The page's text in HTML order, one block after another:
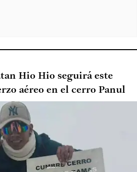
Hio Hio seguirá este
aéreo en el cerro Panul